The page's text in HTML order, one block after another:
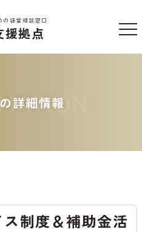
の経営相談窓口
援拠点
詳細情報
ス制度＆補助金活